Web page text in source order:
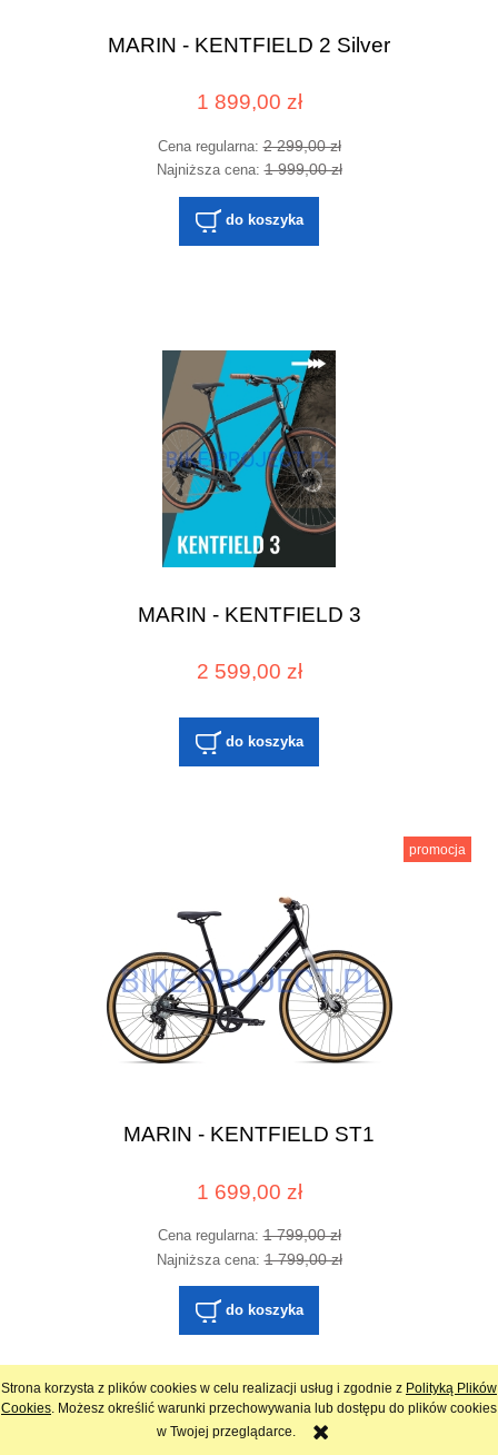
Strona korzysta z plików cookies w celu realizacji usług i zgodnie z Polityką Plików
Cookies. Możesz określić warunki przechowywania lub dostępu do plików cookies
w Twojej przeglądarce.
MARIN - KENTFIELD 2 Silver
1 899,00 zł
Cena regularna:2 299,00 zł
Najniższa cena:1 999,00 zł
do koszyka
MARIN - KENTFIELD 3
2 599,00 zł
do koszyka
MARIN - KENTFIELD ST1
1 699,00 zł
Cena regularna:1 799,00 zł
Najniższa cena:1 799,00 zł
do koszyka
promocja
promocja